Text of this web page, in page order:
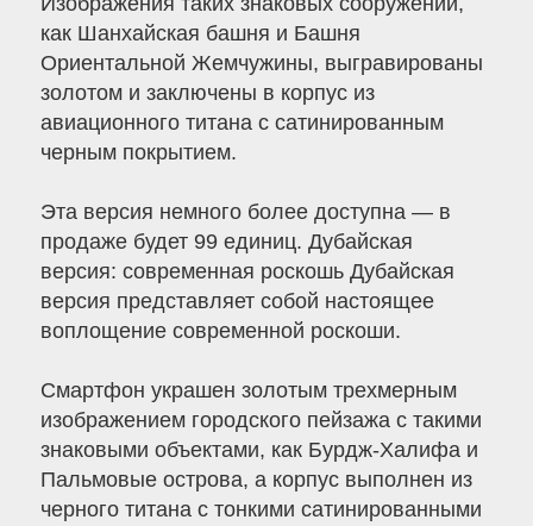
как Шанхайская башня и Башня
Ориентальной Жемчужины, выгравированы
золотом и заключены в корпус из
авиационного титана с сатинированным
черным покрытием.
Эта версия немного более доступна — в
продаже будет 99 единиц. Дубайская
версия: современная роскошь Дубайская
версия представляет собой настоящее
воплощение современной роскоши.
Смартфон украшен золотым трехмерным
изображением городского пейзажа с такими
знаковыми объектами, как Бурдж-Халифа и
Пальмовые острова, а корпус выполнен из
черного титана с тонкими сатинированными